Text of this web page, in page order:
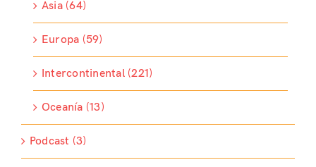
Asia (64)
Europa (59)
Intercontinental (221)
Oceanía (13)
Podcast (3)